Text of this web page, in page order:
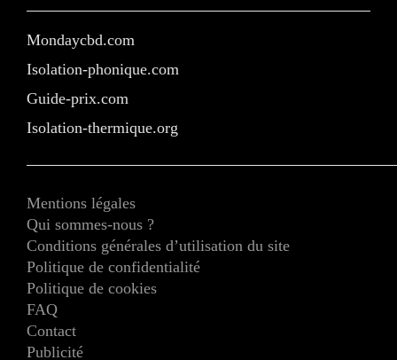
Mondaycbd.com
Isolation-phonique.com
Guide-prix.com
Isolation-thermique.org
Mentions légales
Qui sommes-nous ?
Conditions générales d’utilisation du site
Politique de confidentialité
Politique de cookies
FAQ
Contact
Publicité